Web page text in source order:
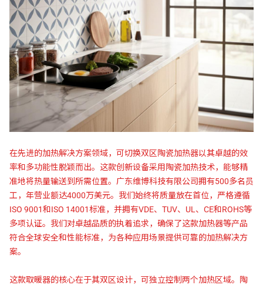
在先进的加热解决方案领域，可切换双区陶瓷加热器以其卓越的效
率和多功能性脱颖而出。这款创新设备采用陶瓷加热技术，能够精
准地将热量输送到所需位置。广东维博科技有限公司拥有500多名员
工，年营业额达4000万美元。我们始终将质量放在首位，严格遵循
ISO 9001和ISO 14001标准，并拥有VDE、TUV、UL、CE和ROHS等
多项认证。我们对卓越品质的执着追求，确保了这款加热器等产品
符合全球安全和性能标准，为各种应用场景提供可靠的加热解决方
案。
这款取暖器的核心在于其双区设计，可独立控制两个加热区域。陶